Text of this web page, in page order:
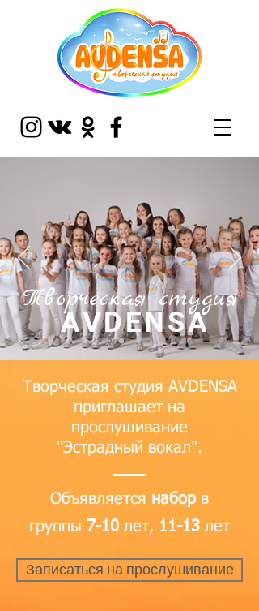
Творческая студия
AVDENSA
Творческая студия AVDENSA
приглашает на
прослушивание
"Эстрадный вокал".
Объявляется набор в
группы 7-10 лет, 11-13 лет
Записаться на прослушивание